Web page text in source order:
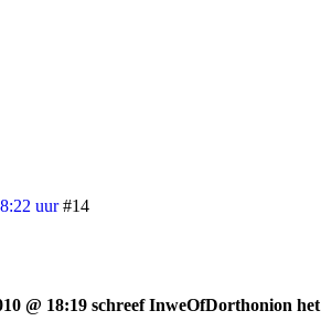
uur #14
@ 18:19 schreef InweOfDorthonion het